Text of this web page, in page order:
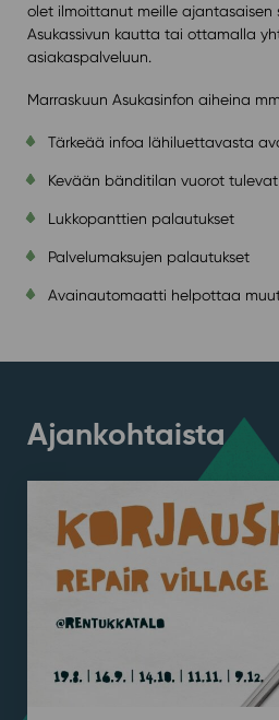
olet ilmoittanut meille ajantasaisen
Asukassivun kautta tai ottamalla
asiakaspalveluun.
Marraskuun Asukasinfon aiheina
Tärkeää infoa lähiluettavasta
Kevään bänditilan vuorot tulevat
Lukkopanttien palautukset
Palvelumaksujen palautukset
Avainautomaatti helpottaa
Ajankohtaista